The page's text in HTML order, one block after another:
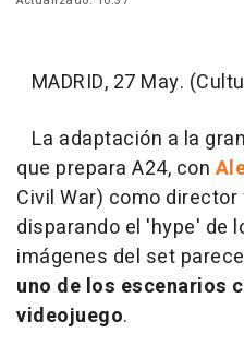
MADRID, 27 May.
La adaptación a la
que prepara A24, con
Civil War) como
disparando el 'hype' de
imágenes del set
uno de los escenarios
videojuego.